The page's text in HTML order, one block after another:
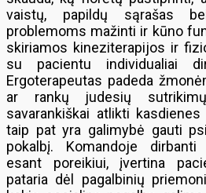
vaistų, papildų sąrašas
problemoms mažinti ir kūno
skiriamos kineziterapijos ir
su pacientu individualiai
Ergoterapeutas padeda
ar rankų judesių
savarankiškai atlikti
taip pat yra galimybė gauti
pokalbį. Komandoje dirbanti
esant poreikiui, įvertina
pataria dėl pagalbinių